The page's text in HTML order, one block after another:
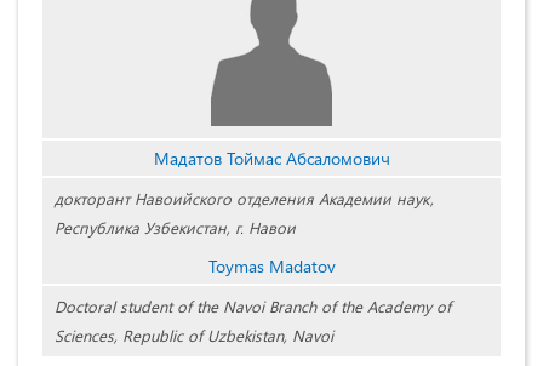
Мадатов Тоймас Абсаломович
докторант Навоийского отделения Академии наук,
Республика Узбекистан, г. Навои
Toymas Madatov
Doctoral student of the Navoi Branch of the Academy of
Sciences, Republic of Uzbekistan, Navoi